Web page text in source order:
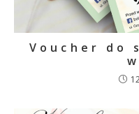
Voucher do